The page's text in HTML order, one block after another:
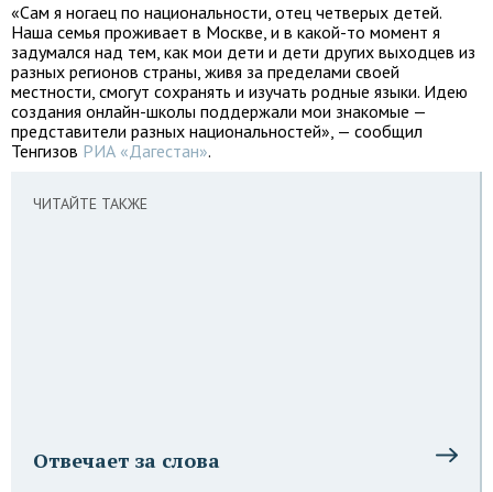
«Сам я ногаец по национальности, отец четверых детей.
Наша семья проживает в Москве, и в какой-то момент я
задумался над тем, как мои дети и дети других выходцев из
разных регионов страны, живя за пределами своей
местности, смогут сохранять и изучать родные языки. Идею
создания онлайн-школы поддержали мои знакомые —
представители разных национальностей», — сообщил
Тенгизов РИА «Дагестан».
ЧИТАЙТЕ ТАКЖЕ
Отвечает за слова